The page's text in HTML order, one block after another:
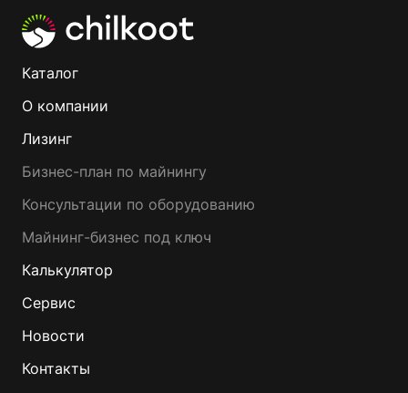
Каталог
О компании
Лизинг
Бизнес-план по майнингу
Консультации по оборудованию
Майнинг-бизнес под ключ
Калькулятор
Сервис
Новости
Контакты